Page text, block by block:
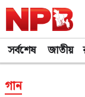
সর্বশেষ জাতীয়
গান